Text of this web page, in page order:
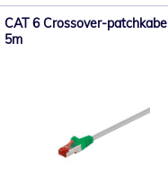
CAT 6 Crossover-
5m